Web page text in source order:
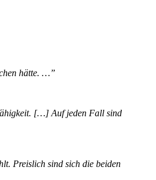
hätte. …”
[…] Auf jeden Fall sind
Preislich sind sich die beiden